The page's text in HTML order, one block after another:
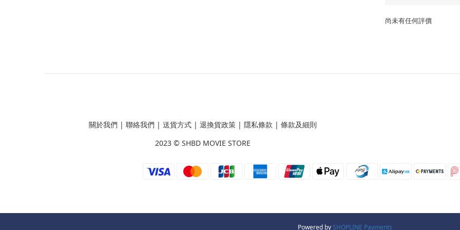
尚未有任何評價
關於我們 | 聯絡我們 | 送貨方式| 退換貨政策| 隱私條款 | 條款及細則
2023 © SHBD MOVIE STORE
Powered by SHOPLINE Payments